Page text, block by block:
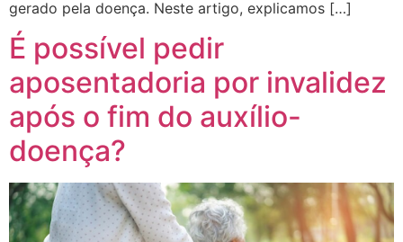
gerado pela doença. Neste artigo, explicamos […]
É possível pedir
aposentadoria por invalidez
após o fim do auxílio-
doença?